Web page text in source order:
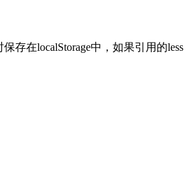
存在localStorage中，如果引用的less